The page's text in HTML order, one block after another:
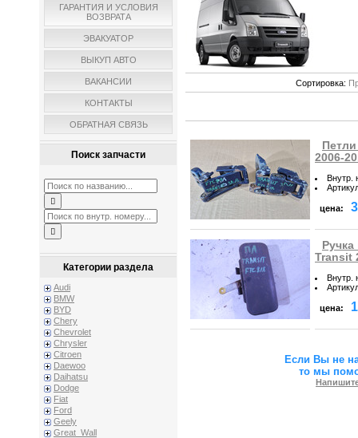
ГАРАНТИЯ И УСЛОВИЯ
ВОЗВРАТА
ЭВАКУАТОР
ВЫКУП АВТО
ВАКАНСИИ
КОНТАКТЫ
ОБРАТНАЯ СВЯЗЬ
Поиск запчасти
Категории раздела
Audi
BMW
BYD
Chery
Chevrolet
Chrysler
Citroen
Daewoo
Daihatsu
Dodge
Fiat
Ford
Geely
Great_Wall
Сортировка:
2006-
Внутр.
цена:
Transit
Внутр.
цена:
Если Вы не
то мы